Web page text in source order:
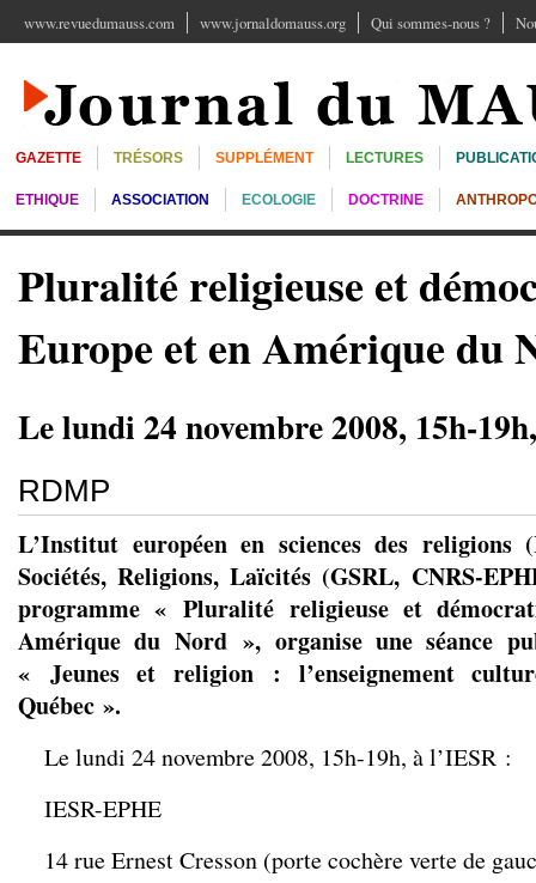
www.revuedumauss.com www.jornaldomauss.org Qui sommes-nous ?
GAZETTE TRÉSORS SUPPLÉMENT LECTURES
ETHIQUE ASSOCIATION ECOLOGIE DOCTRINE
Pluralité religieuse et
Europe et en Amérique du
Le lundi 24 novembre 2008, 15h-
RDMP
L’Institut européen en sciences des religions
Sociétés, Religions, Laïcités (GSRL, CNRS-
programme « Pluralité religieuse et
Amérique du Nord », organise une séance
« Jeunes et religion : l’enseignement
Québec ».
Le lundi 24 novembre 2008, 15h-19h, à l’IESR :
IESR-EPHE
14 rue Ernest Cresson (porte cochère verte de